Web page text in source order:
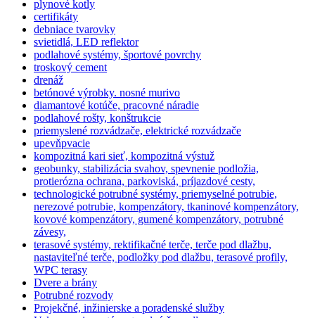
plynové kotly
certifikáty
debniace tvarovky
svietidlá, LED reflektor
podlahové systémy, športové povrchy
troskový cement
drenáž
betónové výrobky. nosné murivo
diamantové kotúče, pracovné náradie
podlahové rošty, konštrukcie
priemyslené rozvádzače, elektrické rozvádzače
upevňpvacie
kompozitná kari sieť, kompozitná výstuž
geobunky, stabilizácia svahov, spevnenie podložia,
protierózna ochrana, parkoviská, príjazdové cesty,
technologické potrubné systémy, priemyselné potrubie,
nerezové potrubie, kompenzátory, tkaninové kompenzátory,
kovové kompenzátory, gumené kompenzátory, potrubné
závesy,
terasové systémy, rektifikačné terče, terče pod dlažbu,
nastaviteľné terče, podložky pod dlažbu, terasové profily,
WPC terasy
Dvere a brány
Potrubné rozvody
Projekčné, inžinierske a poradenské služby